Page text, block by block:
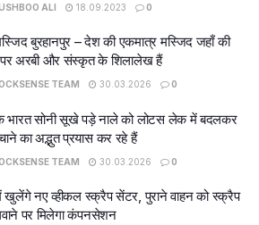
ALI 18.09.2023 0
बुरहानपुर – देश की एकमात्र मस्जिद जहाँ की
पर अरबी और संस्कृत के शिलालेख हैं
TEAM 30.03.2026 0
भारत सोनी सूखे पड़े नाले को लोटस लेक में बदलकर
का अद्भुत प्रयास कर रहे हैं
TEAM 30.03.2026 0
खुलेंगे नए व्हीकल स्क्रैप सेंटर, पुराने वाहन को स्क्रैप
पर मिलेगा कंपनसेशन